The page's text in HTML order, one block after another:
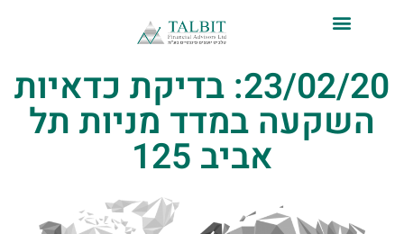
23/02/20: בדיקת כדאיות
השקעה במדד מניות תל
אביב 125